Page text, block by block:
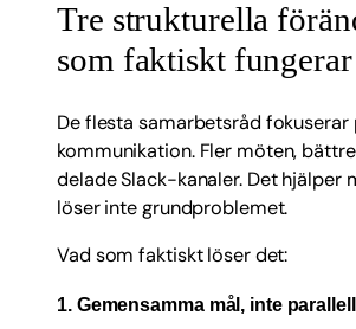
Tre strukturella
som faktiskt fungerar
De flesta samarbetsråd fokuserar
kommunikation. Fler möten,
delade Slack-kanaler. Det hjälper
löser inte grundproblemet.
Vad som faktiskt löser det:
1. Gemensamma mål, inte